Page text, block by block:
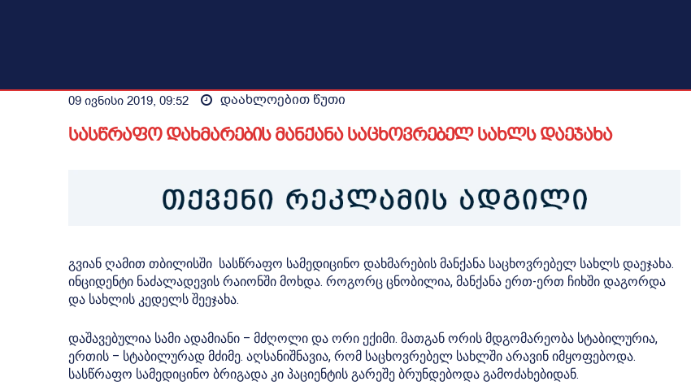
09 ივნისი 2019, 09:52 დაახლოებით წუთი
სასწრაფო დახმარების მანქანა საცხოვრებელ სახლს დაეჯახა
გვიან ღამით თბილისში სასწრაფო სამედიცინო დახმარების მანქანა საცხოვრებელ სახლს დაეჯახა.
ინციდენტი ნაძალადევის რაიონში მოხდა. როგორც ცნობილია, მანქანა ერთ-ერთ ჩიხში დაგორდა
და სახლის კედელს შეეჯახა.
დაშავებულია სამი ადამიანი – მძღოლი და ორი ექიმი. მათგან ორის მდგომარეობა სტაბილურია,
ერთის – სტაბილურად მძიმე. აღსანიშნავია, რომ საცხოვრებელ სახლში არავინ იმყოფებოდა.
სასწრაფო სამედიცინო ბრიგადა კი პაციენტის გარეშე ბრუნდებოდა გამოძახებიდან.